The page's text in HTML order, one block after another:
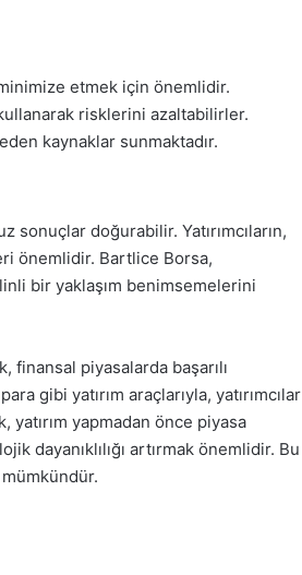
etmek için önemlidir.
risklerini azaltabilirler.
kaynaklar sunmaktadır.
sonuçlar doğurabilir. Yatırımcıların,
önemlidir. Bartlice Borsa,
bir yaklaşım benimsemelerini
finansal piyasalarda başarılı
gibi yatırım araçlarıyla, yatırımcılar
yapmadan önce piyasa
dayanıklılığı artırmak önemlidir. Bu
mümkündür.